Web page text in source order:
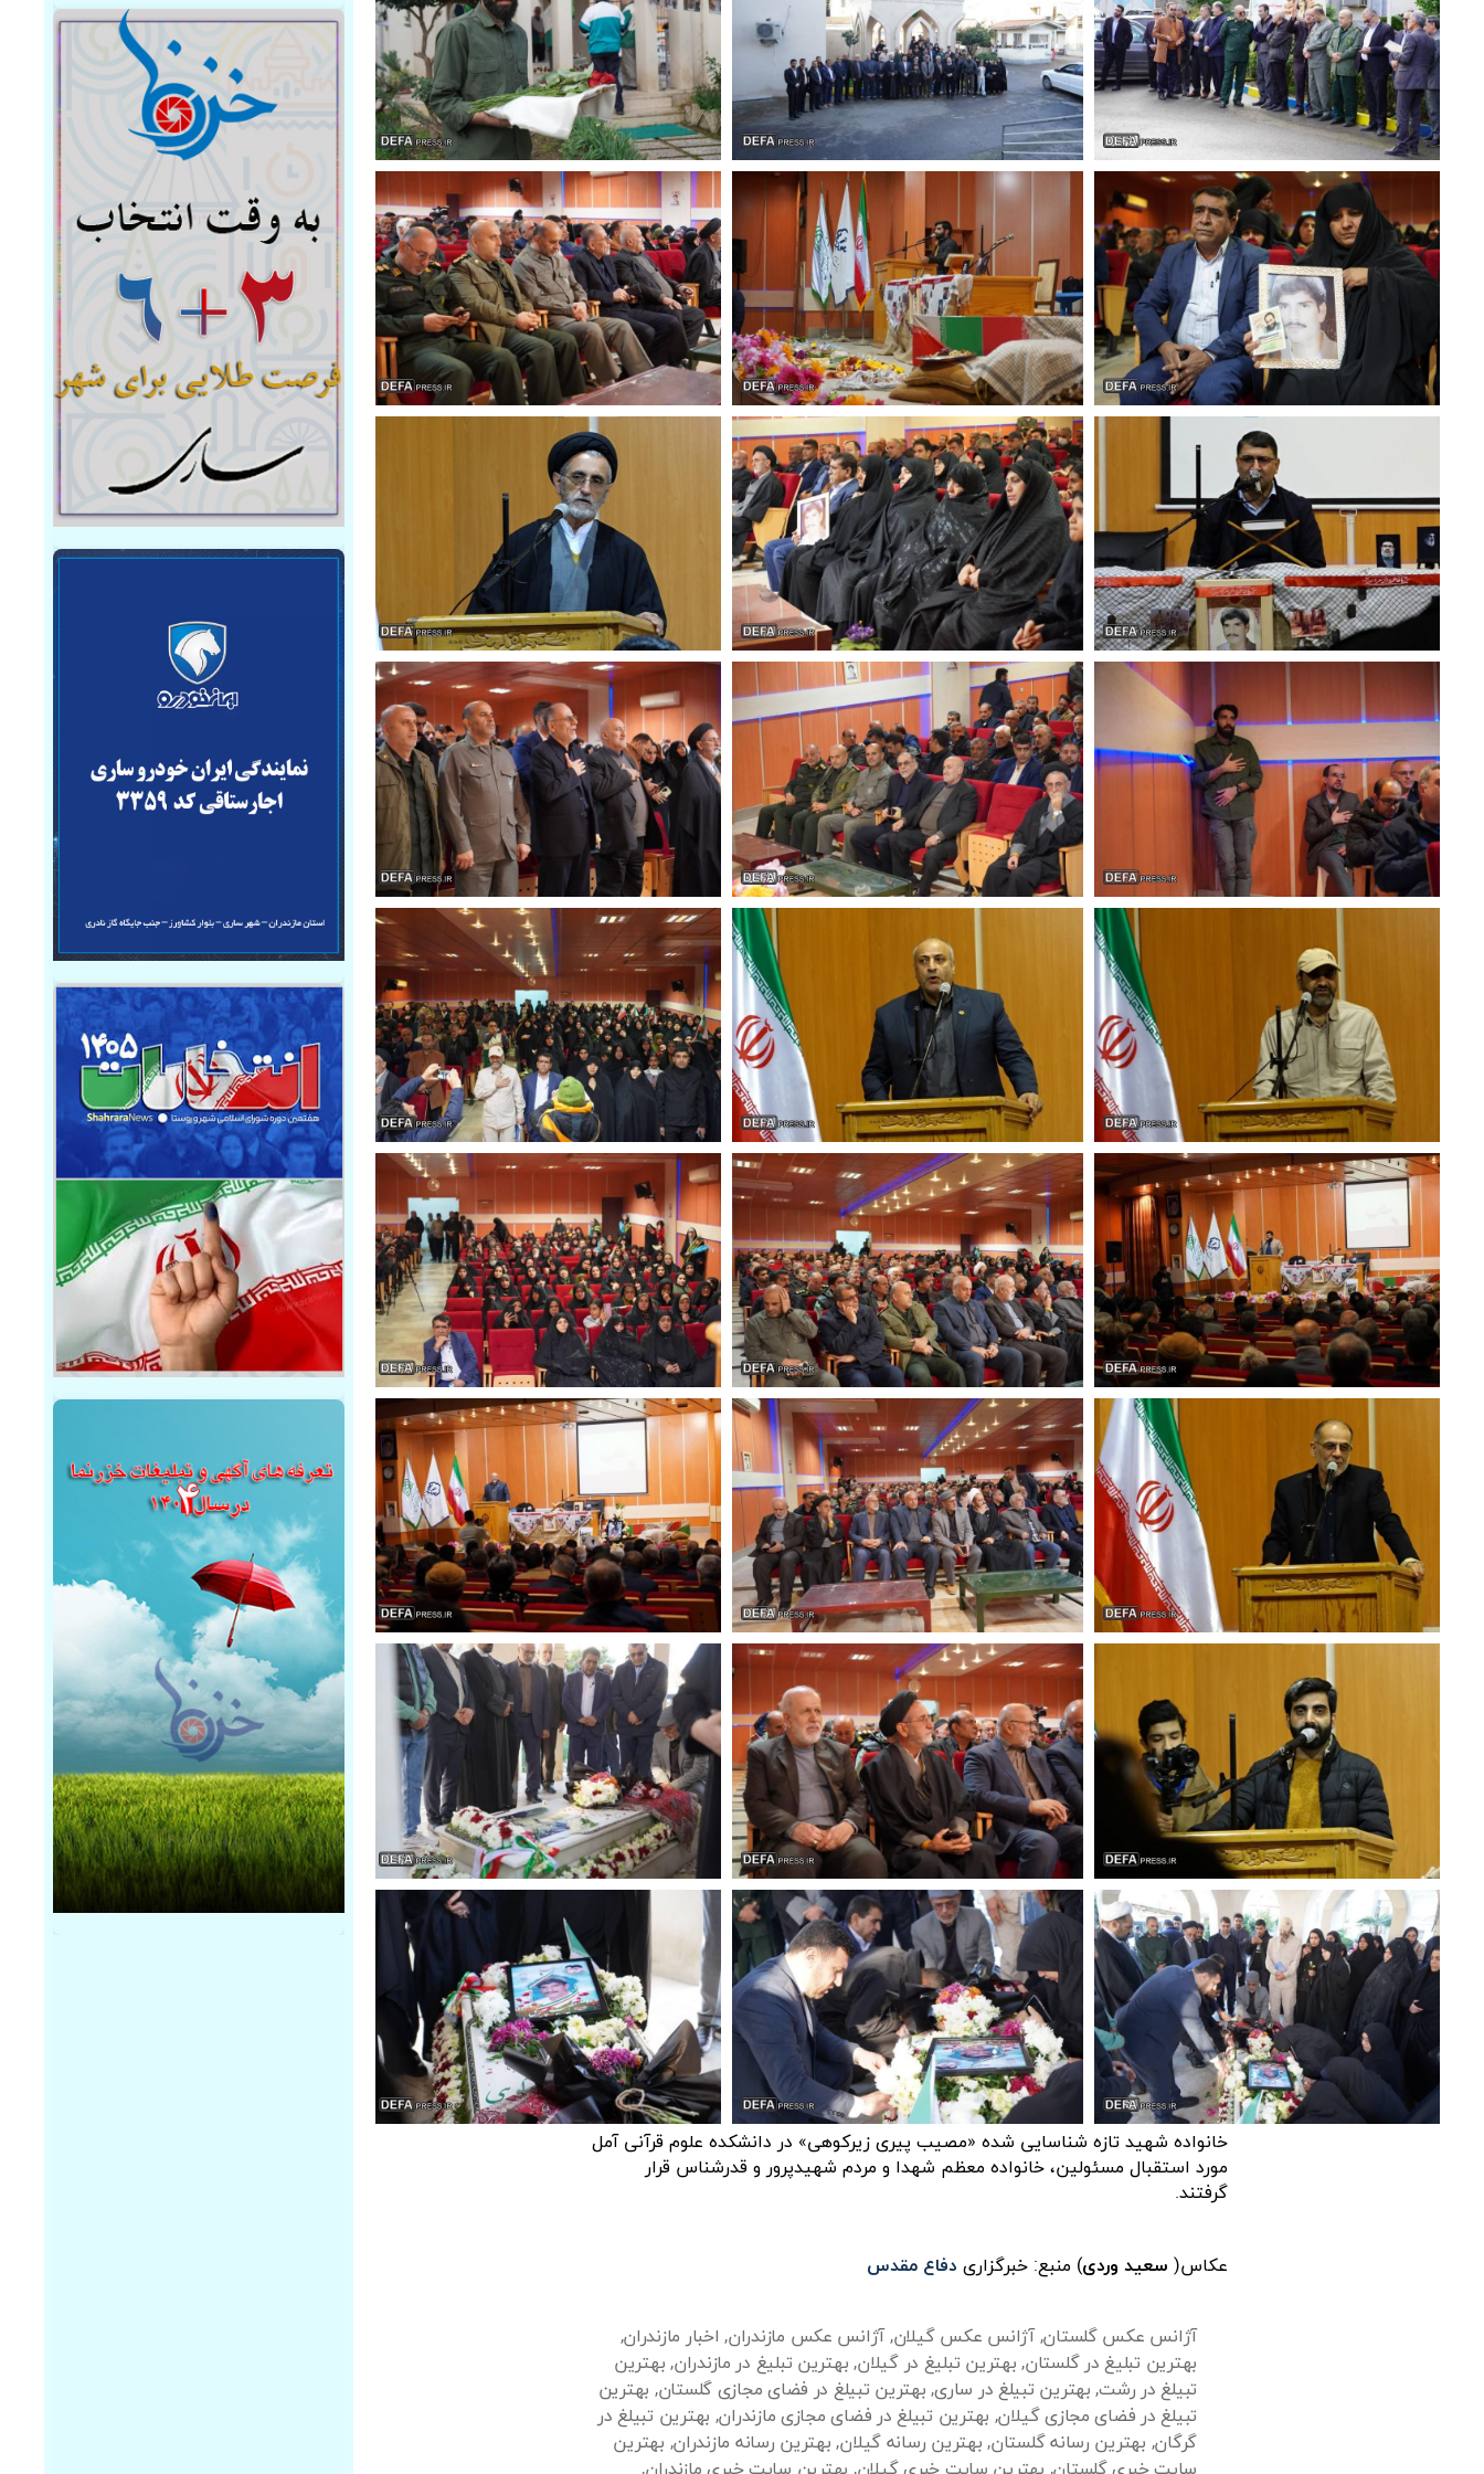
خانواده شهید تازه شناسایی شده «مصیب پیری زیرکوهی» در دانشکده علوم قرآنی آمل
مورد استقبال مسئولین، خانواده معظم شهدا و مردم شهیدپرور و قدرشناس قرار
گرفتند.
عکاس( سعید وردی) منبع: خبرگزاری دفاع مقدس
آژانس عکس گلستان,آژانس عکس گیلان,آژانس عکس مازندران, اخبار مازندران,
بهترین تبلیغ در گلستان, بهترین تبلیغ در گیلان, بهترین تبلیغ در مازندران, بهترین
تبیلغ در رشت, بهترین تبیلغ در ساری, بهترین تبیلغ در فضای مجازی گلستان, بهترین
تبیلغ در فضای مجازی گیلان, بهترین تبیلغ در فضای مجازی مازندران, بهترین تبیلغ در
گرگان, بهترین رسانه گلستان, بهترین رسانه گیلان, بهترین رسانه مازندران, بهترین